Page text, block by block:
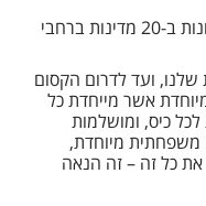
רשת מלונות פתאל מתפארת ב-255 מלונות ב-20 מדינות ברחבי
שלנו, ועד לדרום הקסום
אשר מייחדת כל
כיס, ומושלמות
משפחתית מיוחדת,
כל זה – זה הנאה